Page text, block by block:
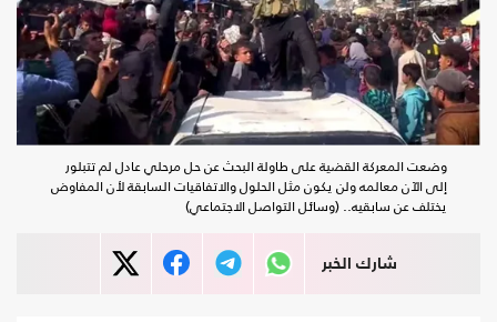
وضعت المعركة القضية على طاولة البحث عن حل مرحلي عادل لم تتبلور
إلى الآن معالمه ولن يكون مثل الحلول والاتفاقيات السابقة لأن المفاوض
يختلف عن سابقيه.. (وسائل التواصل الاجتماعي)
شارك الخبر